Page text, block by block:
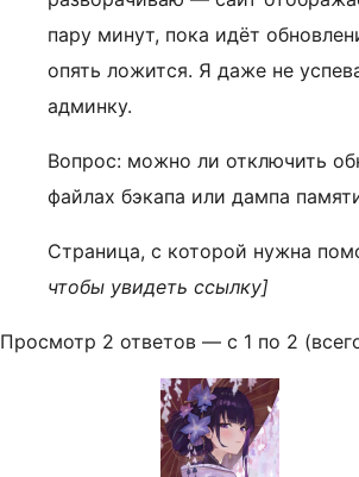
пару минут, пока идёт
опять ложится. Я даже не
админку.
Вопрос: можно ли отключить
файлах бэкапа или дампа
Страница, с которой нужна
чтобы увидеть ссылку]
Просмотр 2 ответов — с 1 по 2